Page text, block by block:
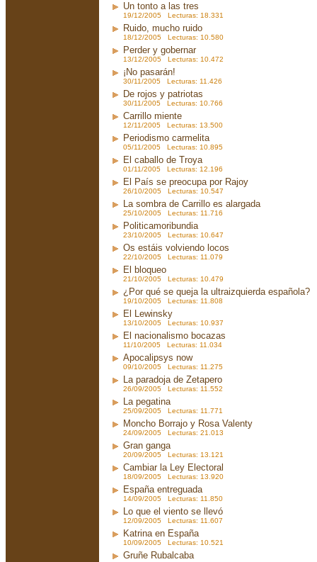
Un tonto a las tres
19/12/2005 Lecturas: 18.331
Ruido, mucho ruido
18/12/2005 Lecturas: 10.580
Perder y gobernar
13/12/2005 Lecturas: 10.472
¡No pasarán!
30/11/2005 Lecturas: 11.426
De rojos y patriotas
30/11/2005 Lecturas: 10.766
Carrillo miente
12/11/2005 Lecturas: 13.500
Periodismo carmelita
05/11/2005 Lecturas: 10.895
El caballo de Troya
01/11/2005 Lecturas: 12.196
El País se preocupa por Rajoy
26/10/2005 Lecturas: 10.547
La sombra de Carrillo es alargada
25/10/2005 Lecturas: 11.716
Politicamoribundia
23/10/2005 Lecturas: 10.647
Os estáis volviendo locos
22/10/2005 Lecturas: 11.079
El bloqueo
21/10/2005 Lecturas: 10.479
¿Por qué se queja la ultraizquierda española?
19/10/2005 Lecturas: 11.808
El Lewinsky
13/10/2005 Lecturas: 10.937
El nacionalismo bocazas
11/10/2005 Lecturas: 11.034
Apocalipsys now
09/10/2005 Lecturas: 11.275
La paradoja de Zetapero
26/09/2005 Lecturas: 11.552
La pegatina
25/09/2005 Lecturas: 11.771
Moncho Borrajo y Rosa Valenty
24/09/2005 Lecturas: 21.013
Gran ganga
20/09/2005 Lecturas: 13.121
Cambiar la Ley Electoral
18/09/2005 Lecturas: 13.920
España entreguada
14/09/2005 Lecturas: 11.850
Lo que el viento se llevó
12/09/2005 Lecturas: 11.607
Katrina en España
10/09/2005 Lecturas: 10.521
Gruñe Rubalcaba